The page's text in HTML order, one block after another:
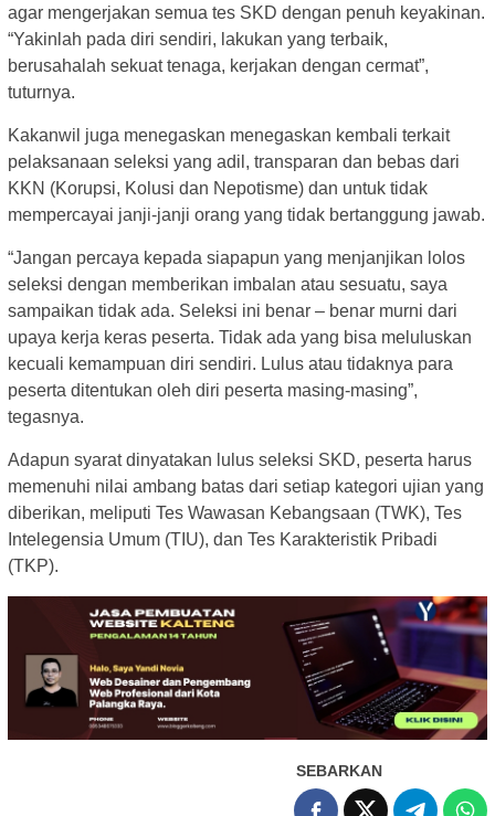
agar mengerjakan semua tes SKD dengan penuh keyakinan.
“Yakinlah pada diri sendiri, lakukan yang terbaik,
berusahalah sekuat tenaga, kerjakan dengan cermat”,
tuturnya.
Kakanwil juga menegaskan menegaskan kembali terkait
pelaksanaan seleksi yang adil, transparan dan bebas dari
KKN (Korupsi, Kolusi dan Nepotisme) dan untuk tidak
mempercayai janji-janji orang yang tidak bertanggung jawab.
“Jangan percaya kepada siapapun yang menjanjikan lolos
seleksi dengan memberikan imbalan atau sesuatu, saya
sampaikan tidak ada. Seleksi ini benar – benar murni dari
upaya kerja keras peserta. Tidak ada yang bisa meluluskan
kecuali kemampuan diri sendiri. Lulus atau tidaknya para
peserta ditentukan oleh diri peserta masing-masing”,
tegasnya.
Adapun syarat dinyatakan lulus seleksi SKD, peserta harus
memenuhi nilai ambang batas dari setiap kategori ujian yang
diberikan, meliputi Tes Wawasan Kebangsaan (TWK), Tes
Intelegensia Umum (TIU), dan Tes Karakteristik Pribadi
(TKP).
SEBARKAN